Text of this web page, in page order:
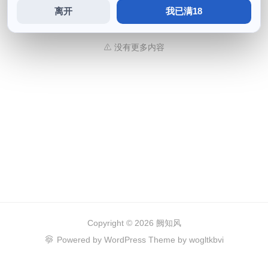
离开 我已满18
Sally Dorasnow
2024 年 5 月 5 日 405
没有更多内容
Copyright © 2026 阙知风
Powered by WordPress Theme by wogltkbvi